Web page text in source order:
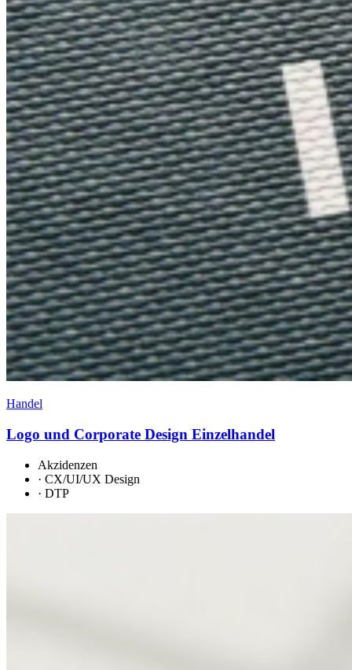
Handel
Logo und Corporate Design Einzelhandel
Akzidenzen
· CX/UI/UX Design
· DTP